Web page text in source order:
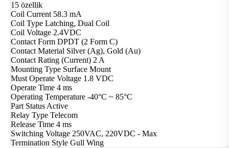
15 özellik
Coil Current 58.3 mA
Coil Type Latching, Dual Coil
Coil Voltage 2.4VDC
Contact Form DPDT (2 Form C)
Contact Material Silver (Ag), Gold (Au)
Contact Rating (Current) 2 A
Mounting Type Surface Mount
Must Operate Voltage 1.8 VDC
Operate Time 4 ms
Operating Temperature -40°C ~ 85°C
Part StatusActive
Relay Type Telecom
Release Time 4 ms
Switching Voltage 250VAC, 220VDC - Max
Termination Style Gull Wing